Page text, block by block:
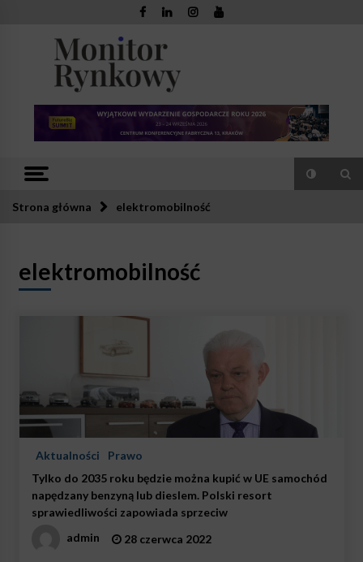
Monitor
Rynkowy
Strona główna elektromobilność
elektromobilność
Aktualności
Prawo
Tylko do 2035 roku będzie można kupić w UE samochód
napędzany benzyną lub dieslem. Polski resort
sprawiedliwości zapowiada sprzeciw
admin
28 czerwca 2022